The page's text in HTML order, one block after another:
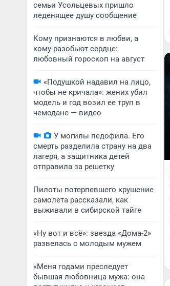
семьи Усольцевых пришло
леденящее душу сообщение
Кому признаются в любви, а
кому разобьют сердце:
любовный гороскоп на август
«Подушкой надавил на лицо,
чтобы не кричала»: жених убил
модель и год возил ее труп в
чемодане — видео
У могилы педофила. Его
смерть разделила страну на два
лагеря, а защитника детей
отправила за решетку
Пилоты потерпевшего крушение
самолета рассказали, как
выживали в сибирской тайге
«Ну вот и всё»: звезда «Дома-2»
развелась с молодым мужем
«Меня годами преследует
бывшая любовница мужа: она